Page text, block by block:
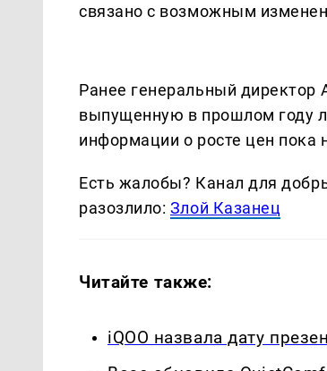
связано с возможным
Ранее генеральный директор
выпущенную в прошлом году
информации о росте цен пока
Есть жалобы? Канал для
разозлило: Злой Казанец
Читайте также:
iQOO назвала дату